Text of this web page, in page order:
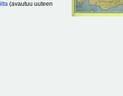
(avautuu uuteen